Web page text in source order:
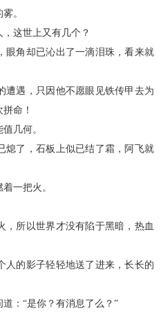
。
这世上又有几个？
角却已沁出了一滴泪珠，看来就
遇，只因他不愿眼见铁传甲去为
命！
几何。
了，石板上似已结了霜，阿飞就
一把火。
所以世界才没有陷于黑暗，热血
的影子轻轻地送了进来，长长的
：“是你？有消息了么？”